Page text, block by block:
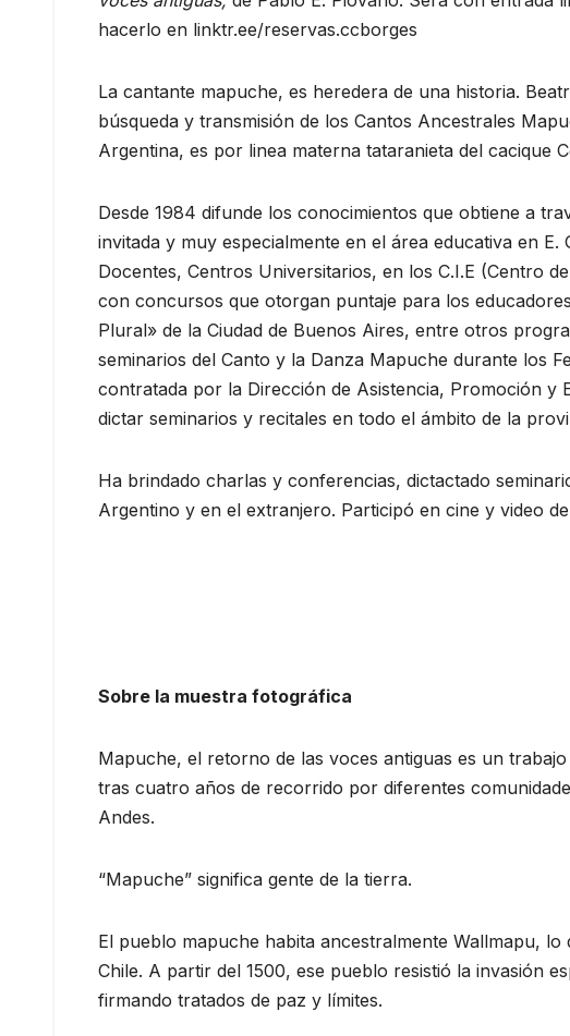
hacerlo en linktr.ee/reservas.ccborges
La cantante mapuche, es heredera de una historia.
búsqueda y transmisión de los Cantos Ancestrales
Argentina, es por linea materna tataranieta del cacique
Desde 1984 difunde los conocimientos que obtiene a
invitada y muy especialmente en el área educativa en
Docentes, Centros Universitarios, en los C.I.E (Centro
con concursos que otorgan puntaje para los
Plural» de la Ciudad de Buenos Aires, entre otros
seminarios del Canto y la Danza Mapuche durante los
contratada por la Dirección de Asistencia, Promoción y
dictar seminarios y recitales en todo el ámbito de la
Ha brindado charlas y conferencias, dictactado
Argentino y en el extranjero. Participó en cine y video
Sobre la muestra fotográfica
Mapuche, el retorno de las voces antiguas es un
tras cuatro años de recorrido por diferentes
Andes.
“Mapuche” significa gente de la tierra.
El pueblo mapuche habita ancestralmente Wallmapu,
Chile. A partir del 1500, ese pueblo resistió la invasión
firmando tratados de paz y límites.